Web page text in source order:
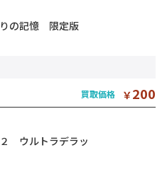
の記憶 限定版
買取価格 ￥200
ウルトラデラッ